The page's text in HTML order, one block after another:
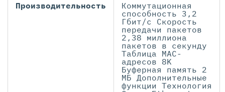
Производительность
Коммутационная
способность 3,2
Гбит/с Скорость
передачи пакетов
2,38 миллиона
пакетов в секунду
Таблица МАС-
адресов 8K
Буферная память 2
МБ Дополнительные
функции Технология